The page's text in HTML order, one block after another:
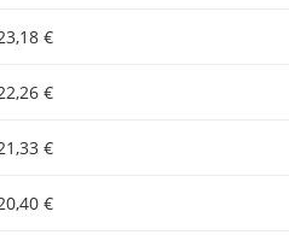
€
€
€
€